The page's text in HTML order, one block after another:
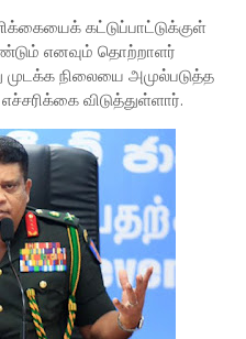
கட்டுப்பாட்டுக்குள்
எனவும் தொற்றாளர்
நிலையை அமுல்படுத்த
விடுத்துள்ளார்.